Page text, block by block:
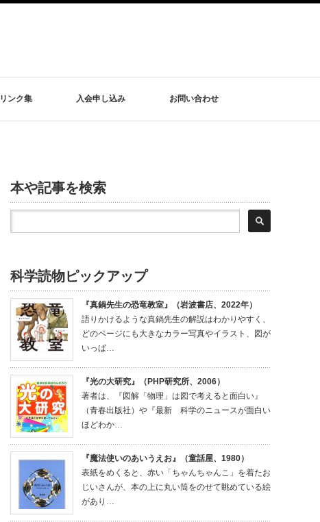
リンク集 入会申し込み お問い合わせ
本や記事を検索
科学読物ピックアップ
『真鍋先生の恐竜教室』（岩波書店、2022年）
語りかけるような真鍋先生の解説はわかりやすく、
どのページにも大きなカラー写真やイラスト、図が
いっぱ…
『光の大研究』（PHP研究所、2006）
著者は、『図解「物理」は図で考えると面白い』
（青春出版社）や『最新 科学のニュースが面白い
ほどわか…
『魔法使いのあいうえお』（童話屋、1980）
表紙をめくると、赤い「ちゃんちゃんこ」を着たお
じいさんが、本の上に丸い筒をのせて眺めている絵
があり…